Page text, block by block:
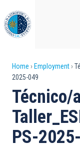
to
main
content
Breadcrumb
Home Employment
2025-049
Técnico/
PS-